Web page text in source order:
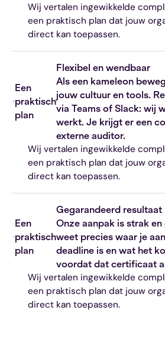
Wij vertalen ingewikkelde
een praktisch plan dat jouw
direct kan toepassen.
Een
praktisch
plan
Flexibel en wendbaar
Als een kameleon
jouw cultuur en tools.
via Teams of Slack: wij
werkt. Je krijgt er een
externe auditor.
Wij vertalen ingewikkelde
een praktisch plan dat jouw
direct kan toepassen.
Een
praktisch
plan
Gegarandeerd resultaat
Onze aanpak is strak
weet precies waar je
deadline is en wat het
voordat dat certificaat
Wij vertalen ingewikkelde
een praktisch plan dat jouw
direct kan toepassen.